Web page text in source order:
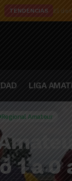
TENDENCIAS El
LIGA
Regional Amateur
1 a